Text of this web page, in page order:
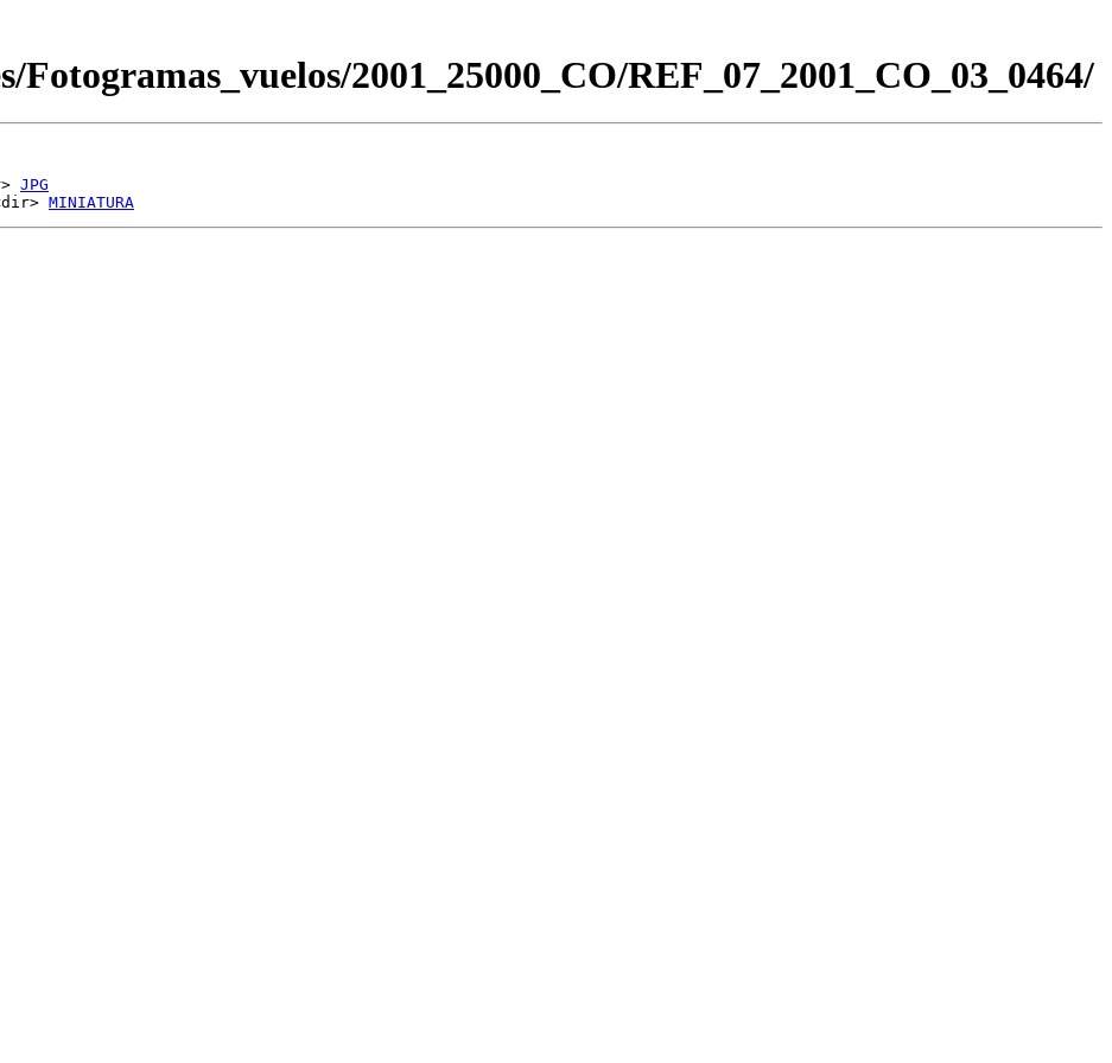
Fotogramas_vuelos/2001_25000_CO/REF_07_2001_CO_03_0464/
JPG
MINIATURA